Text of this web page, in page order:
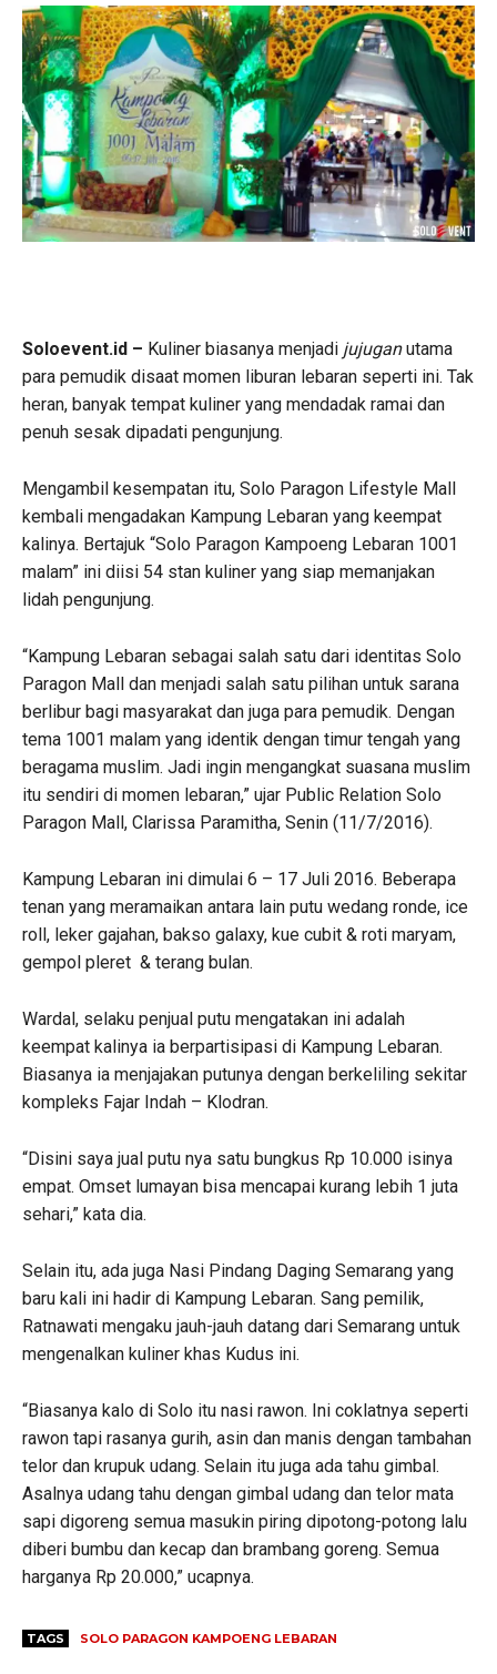
Soloevent.id – Kuliner biasanya menjadi jujuganutama
para pemudik disaat momen liburan lebaran seperti ini. Tak
heran, banyak tempat kuliner yang mendadak ramai dan
penuh sesak dipadati pengunjung.
Mengambil kesempatan itu, Solo Paragon Lifestyle Mall
kembali mengadakan Kampung Lebaran yang keempat
kalinya. Bertajuk “Solo Paragon Kampoeng Lebaran 1001
malam” ini diisi 54 stan kuliner yang siap memanjakan
lidah pengunjung.
“Kampung Lebaran sebagai salah satu dari identitas Solo
Paragon Mall dan menjadi salah satu pilihan untuk sarana
berlibur bagi masyarakat dan juga para pemudik. Dengan
tema 1001 malam yang identik dengan timur tengah yang
beragama muslim. Jadi ingin mengangkat suasana muslim
itu sendiri di momen lebaran,” ujar Public Relation Solo
Paragon Mall, Clarissa Paramitha, Senin (11/7/2016).
Kampung Lebaran ini dimulai 6 – 17 Juli 2016. Beberapa
tenan yang meramaikan antara lain putu wedang ronde, ice
roll, leker gajahan, bakso galaxy, kue cubit & roti maryam,
gempol pleret & terang bulan.
Wardal, selaku penjual putu mengatakan ini adalah
keempat kalinya ia berpartisipasi di Kampung Lebaran.
Biasanya ia menjajakan putunya dengan berkeliling sekitar
kompleks Fajar Indah – Klodran.
“Disini saya jual putu nya satu bungkus Rp 10.000 isinya
empat. Omset lumayan bisa mencapai kurang lebih 1 juta
sehari,” kata dia.
Selain itu, ada juga Nasi Pindang Daging Semarang yang
baru kali ini hadir di Kampung Lebaran. Sang pemilik,
Ratnawati mengaku jauh-jauh datang dari Semarang untuk
mengenalkan kuliner khas Kudus ini.
“Biasanya kalo di Solo itu nasi rawon. Ini coklatnya seperti
rawon tapi rasanya gurih, asin dan manis dengan tambahan
telor dan krupuk udang. Selain itu juga ada tahu gimbal.
Asalnya udang tahu dengan gimbal udang dan telor mata
sapi digoreng semua masukin piring dipotong-potong lalu
diberi bumbu dan kecap dan brambang goreng. Semua
harganya Rp 20.000,” ucapnya.
TAGS SOLO PARAGON KAMPOENG LEBARAN